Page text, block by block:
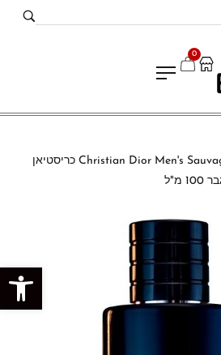
פתח סרגל נגישות
0
Christian Dior Men's Sauvage Parfum Spray 100 ML כריסטיאן
מ"ל